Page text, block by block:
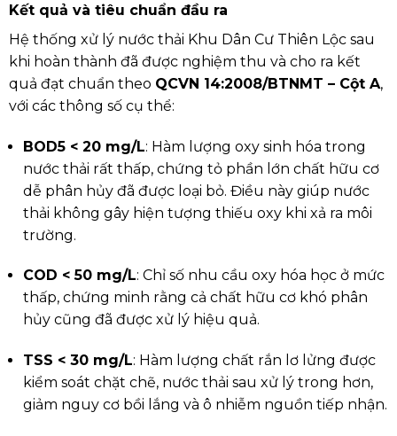
Kết quả và tiêu chuẩn đầu ra
Hệ thống xử lý nước thải Khu Dân Cư Thiên Lộc sau
khi hoàn thành đã được nghiệm thu và cho ra kết
quả đạt chuẩn theo QCVN 14:2008/BTNMT – Cột A,
với các thông số cụ thể:
BOD5 < 20 mg/L: Hàm lượng oxy sinh hóa trong
nước thải rất thấp, chứng tỏ phần lớn chất hữu cơ
dễ phân hủy đã được loại bỏ. Điều này giúp nước
thải không gây hiện tượng thiếu oxy khi xả ra môi
trường.
COD < 50 mg/L: Chỉ số nhu cầu oxy hóa học ở mức
thấp, chứng minh rằng cả chất hữu cơ khó phân
hủy cũng đã được xử lý hiệu quả.
TSS < 30 mg/L: Hàm lượng chất rắn lơ lửng được
kiểm soát chặt chẽ, nước thải sau xử lý trong hơn,
giảm nguy cơ bồi lắng và ô nhiễm nguồn tiếp nhận.